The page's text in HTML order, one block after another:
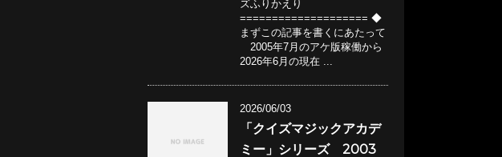
ズふりかえり
==================== ◆
まずこの記事を書くにあたって
2005年7月のアケ版稼働から
2026年6月の現在 ...
2026/06/03
「クイズマジックアカデ
ミー」シリーズ 2003